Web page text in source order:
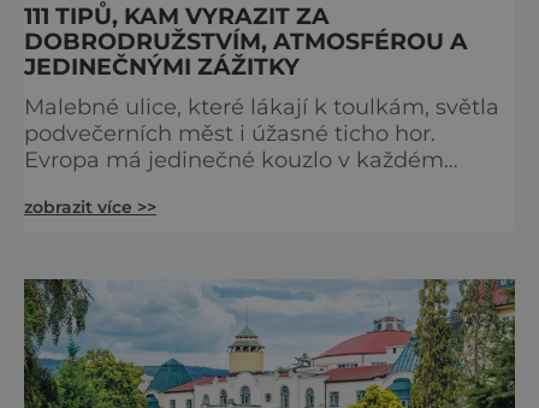
111 TIPŮ, KAM VYRAZIT ZA
DOBRODRUŽSTVÍM, ATMOSFÉROU A
JEDINEČNÝMI ZÁŽITKY
Malebné ulice, které lákají k toulkám, světla
podvečerních měst i úžasné ticho hor.
Evropa má jedinečné kouzlo v každém
zve na cestu plnou inspirace, dobrodružství i
podobě. Města s neopakovatelnou
atmosférou Vydejte se s námi na prohlídku
měst, která patří k
zobrazit více >>